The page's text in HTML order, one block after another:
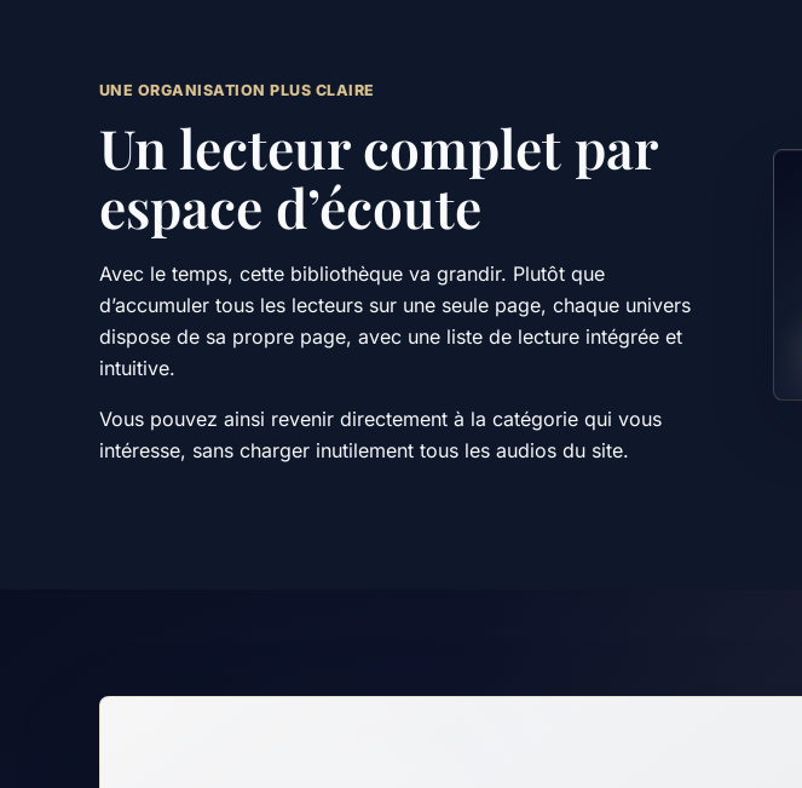
UNE ORGANISATION PLUS CLAIRE
Un lecteur complet par
espace d’écoute
Avec le temps, cette bibliothèque va grandir. Plutôt que
d’accumuler tous les lecteurs sur une seule page, chaque univers
dispose de sa propre page, avec une liste de lecture intégrée et
intuitive.
Vous pouvez ainsi revenir directement à la catégorie qui vous
intéresse, sans charger inutilement tous les audios du site.